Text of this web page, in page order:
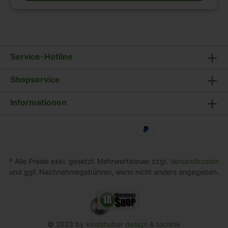
Service-Hotline
Shopservice
Informationen
* Alle Preise exkl. gesetzl. Mehrwertsteuer zzgl. Versandkosten
und ggf. Nachnahmegebühren, wenn nicht anders angegeben.
© 2023 by kindshuber design & technik